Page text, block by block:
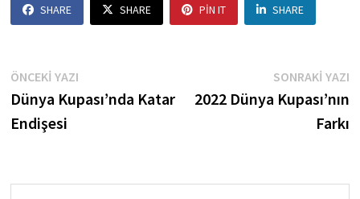
SHARE SHARE PIN IT SHARE
Yazı
gezinmesi
ÖNCEKI YAZIÖnceki
yazı:
Dünya Kupası’nda Katar
Endişesi
SONRAKI YAZI
2022 Dünya Kupası’nın
Farkı